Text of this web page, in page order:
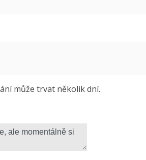
může trvat několik dní.